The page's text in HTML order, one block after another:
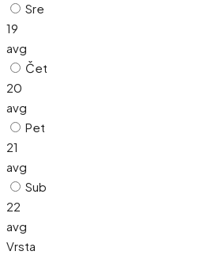
Sre
19
avg
Čet
20
avg
Pet
21
avg
Sub
22
avg
Vrsta